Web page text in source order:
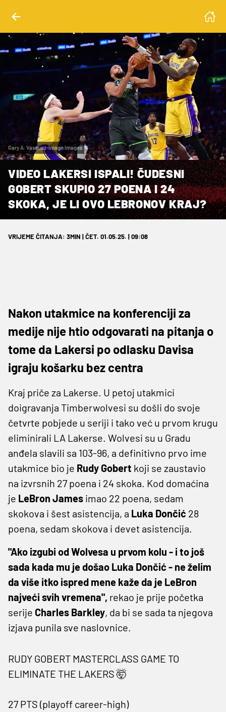
Gary A. Vasquez-Imagn Images
VIDEO LAKERSI ISPALI! ČUDESNI
GOBERT SKUPIO 27 POENA I 24
SKOKA, JE LI OVO LEBRONOV KRAJ?
VRIJEME ČITANJA: 3MIN | ČET. 01.05.25. | 09:08
Nakon utakmice na konferenciji za
medije nije htio odgovarati na pitanja o
tome da Lakersi po odlasku Davisa
igraju košarku bez centra
Kraj priče za Lakerse. U petoj utakmici
doigravanja Timberwolvesi su došli do svoje
četvrte pobjede u seriji i tako već u prvom krugu
eliminirali LA Lakerse. Wolvesi su u Gradu
anđela slavili sa 103-96, a definitivno prvo ime
utakmice bio je Rudy Gobert koji se zaustavio
na izvrsnih 27 poena i 24 skoka. Kod domaćina
je LeBron James imao 22 poena, sedam
skokova i šest asistencija, a Luka Dončić 28
poena, sedam skokova i devet asistencija.
"Ako izgubi od Wolvesa u prvom kolu - i to još
sada kada mu je došao Luka Dončić - ne želim
da više itko ispred mene kaže da je LeBron
najveći svih vremena", rekao je prije početka
serije Charles Barkley, da bi se sada ta njegova
izjava punila sve naslovnice.
RUDY GOBERT MASTERCLASS GAME TO
ELIMINATE THE LAKERS 🤯
27 PTS (playoff career-high)